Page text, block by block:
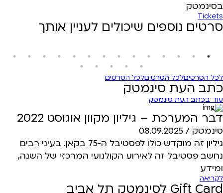
בסינמטק
Tickets
סרטים נוספים שיכולים לעניין אותך
לכל הסרטיםלכל הסרטיםלכל הסרטים
כתב העת סינמטק
עוד בכתב העת סינמטק
דבר המערכת – גיליון מקוון אוגוסט 2022
סינמטק / 08.09.2025
גיליון זה מוקדש כולו לפסטיבל ה-75 בקאן. בעיני רבים
נחשב פסטיבל זה לאירוע הקולנועי המרכזי של השנה,
ומידע
לקריאה
Gift Card לסינמטק תל אביב